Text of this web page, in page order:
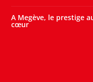
A Megève, le prestige
cœur